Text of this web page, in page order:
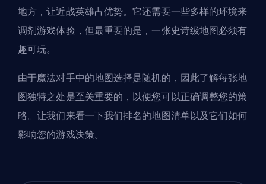
地方，让近战英雄占优势。它还需要一些多样的环境来
调剂游戏体验，但最重要的是，一张史诗级地图必须有
趣可玩。
由于魔法对手中的地图选择是随机的，因此了解每张地
图独特之处是至关重要的，以便您可以正确调整您的策
略。让我们来看一下我们排名的地图清单以及它们如何
影响您的游戏决策。